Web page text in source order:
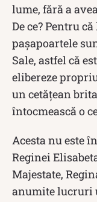
lume, fără a
De ce? Pentru
pașapoartele
Sale, astfel că
elibereze
un cetățean
întocmească o
Acesta nu este
Reginei
Majestate,
anumite lucruri